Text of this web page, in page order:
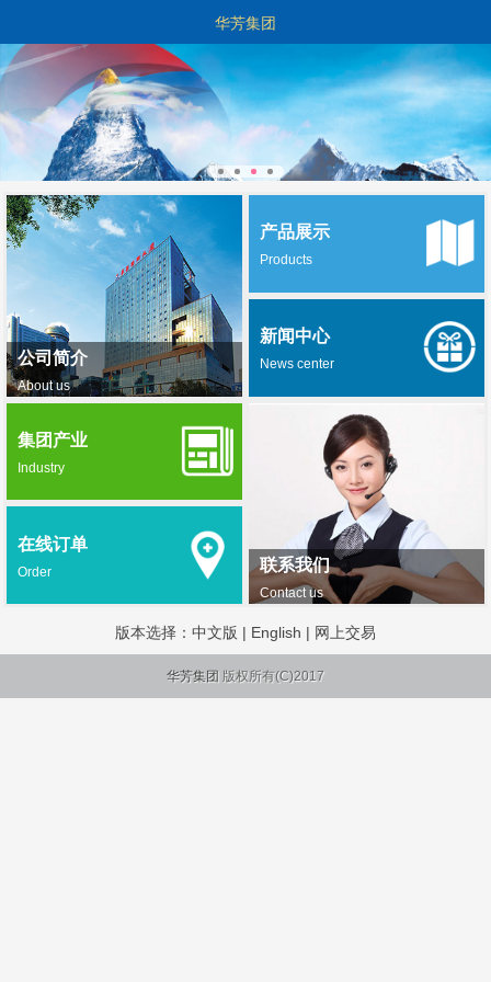
华芳集团
公司简介
About us
产品展示
Products
新闻中心
News center
联系我们
Contact us
集团产业
Industry
在线订单
Order
版本选择： 中文版 | English | 网上交易
华芳集团 版权所有(C)2017